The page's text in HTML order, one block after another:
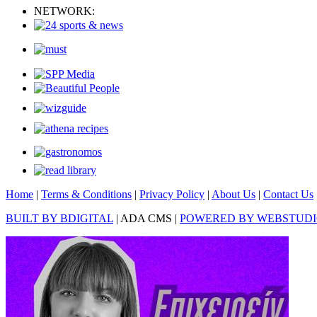
NETWORK:
Home | Terms & Conditions | Privacy Policy | About Us | Contact Us
BUILT BY BDIGITAL | ADA CMS | POWERED BY